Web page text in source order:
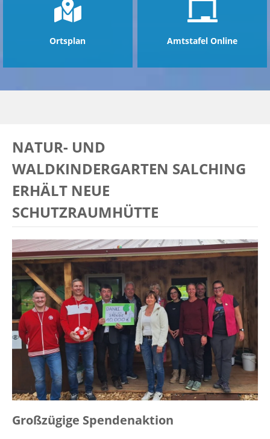
Ortsplan Amtstafel Online
NATUR- UND
WALDKINDERGARTEN SALCHING
ERHÄLT NEUE
SCHUTZRAUMHÜTTE
Großzügige Spendenaktion